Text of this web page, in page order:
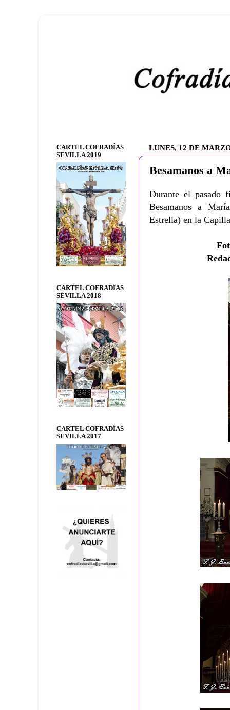
LUNES, 12 DE
Besamanos a
Durante el pasado
Besamanos a
Estrella) en la
CARTEL COFRADÍAS
SEVILLA 2019
CARTEL COFRADÍAS
SEVILLA 2018
CARTEL COFRADÍAS
SEVILLA 2017